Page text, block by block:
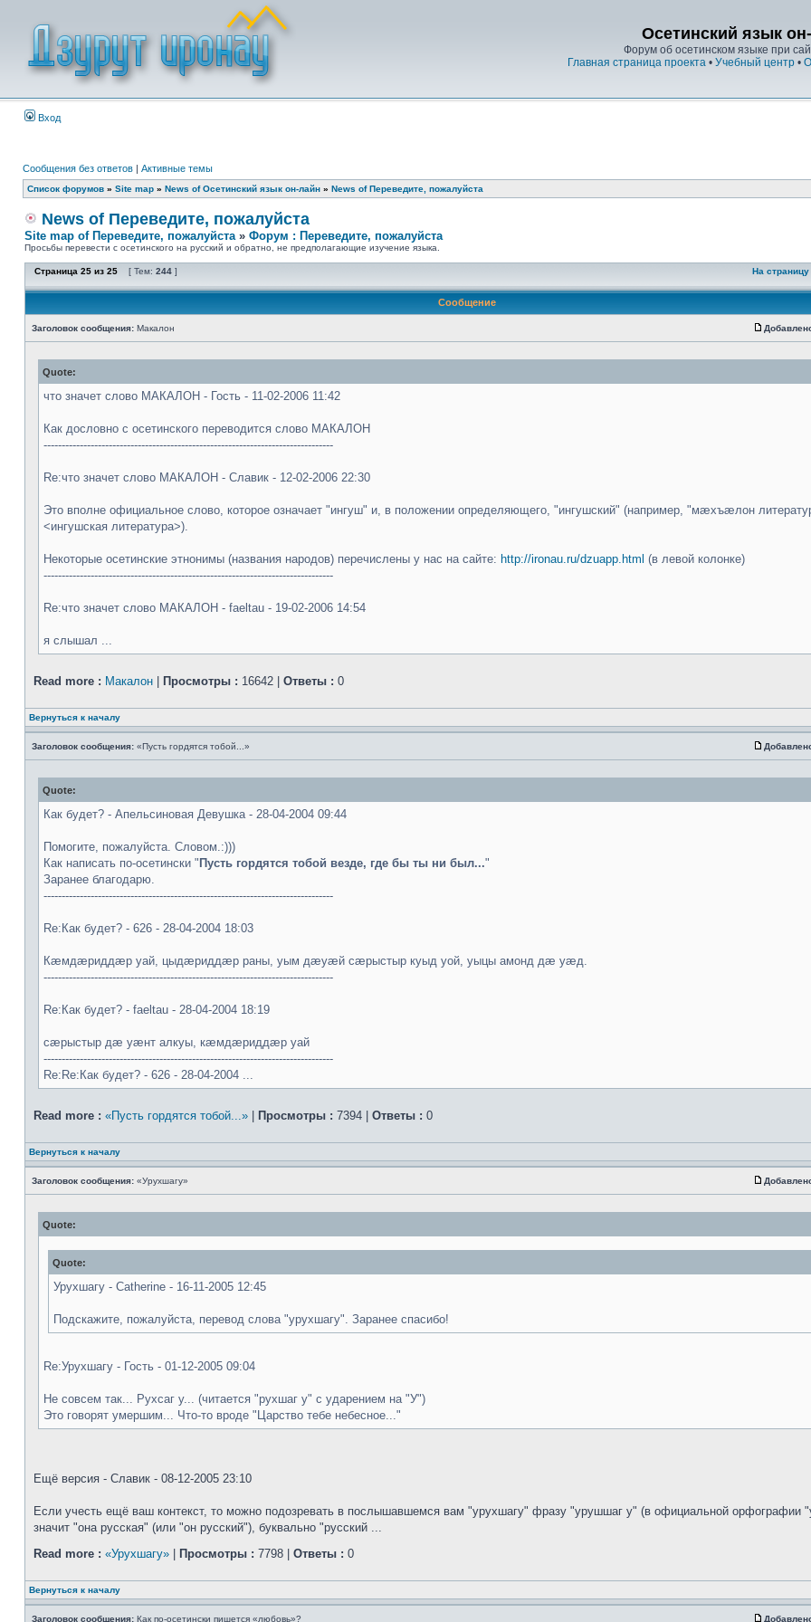
Осетинский язык
Форум об осетинском языке при
Главная страница проекта • Учебный центр •
Вход
Сообщения без ответов | Активные темы
Список форумов » Site map » News of Осетинский язык он-лайн » News of Переведите, пожалуйста
News of Переведите, пожалуйста
Site map of Переведите, пожалуйста » Форум : Переведите, пожалуйста
Просьбы перевести с осетинского на русский и обратно, не предполагающие изучение языка.
Страница 25 из 25 [ Тем: 244 ] На страницу
Сообщение
Заголовок сообщения: Макалон
Quote:
что значет слово МАКАЛОН - Гость - 11-02-2006 11:42
Как дословно с осетинского переводится слово МАКАЛОН
--------------------------------------------------------------------------------
Re:что значет слово МАКАЛОН - Славик - 12-02-2006 22:30
Это вполне официальное слово, которое означает "ингуш" и, в положении определяющего, "ингушский" (например, "мæхъæлон
<ингушская литература>).
Некоторые осетинские этнонимы (названия народов) перечислены у нас на сайте: http://ironau.ru/dzuapp.html (в левой колонке)
--------------------------------------------------------------------------------
Re:что значет слово МАКАЛОН - faeltau - 19-02-2006 14:54
я слышал ...
Read more : Макалон Просмотры : 16642 | Ответы : 0
Вернуться к началу
Заголовок сообщения: «Пусть гордятся тобой...»
Quote:
Как будет? - Апельсиновая Девушка - 28-04-2004 09:44
Помогите, пожалуйста. Словом.:)))
Как написать по-осетински " Пусть гордятся тобой везде, где бы ты ни был..."
Заранее благодарю.
--------------------------------------------------------------------------------
Re:Как будет? - 626 - 28-04-2004 18:03
Кæмдæриддæр уай, цыдæриддæр раны, уым дæуæй сæрыстыр куыд уой, уыцы амонд дæ уæд.
--------------------------------------------------------------------------------
Re:Как будет? - faeltau - 28-04-2004 18:19
cæрыстыр дæ уæнт алкуы, кæмдæриддæр уай
--------------------------------------------------------------------------------
Re:Re:Как будет? - 626 - 28-04-2004 ...
Read more : «Пусть гордятся тобой...» Просмотры : 7394 | Ответы : 0
Вернуться к началу
Заголовок сообщения: «Урухшагу»
Quote:
Quote:
Урухшагу - Catherine - 16-11-2005 12:45
Подскажите, пожалуйста, перевод слова "урухшагу". Заранее спасибо!
Re:Урухшагу - Гость - 01-12-2005 09:04
Не совсем так... Рухсаг у... (читается "рухшаг у" с ударением на "У")
Это говорят умершим... Что-то вроде "Царство тебе небесное..."
Ещё версия - Славик - 08-12-2005 23:10
Если учесть ещё ваш контекст, то можно подозревать в послышавшемся вам "урухшагу" фразу "урушшаг у" (в официальной орфографии
значит "она русская" (или "он русский"), буквально "русский ...
Read more : «Урухшагу» Просмотры : 7798 | Ответы : 0
Вернуться к началу
Заголовок сообщения: Как по-осетински пишется «любовь»?